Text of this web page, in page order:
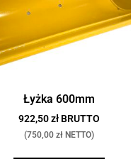
Łyżka 600mm
922,50 zł BRUTTO
(750,00 zł NETTO)